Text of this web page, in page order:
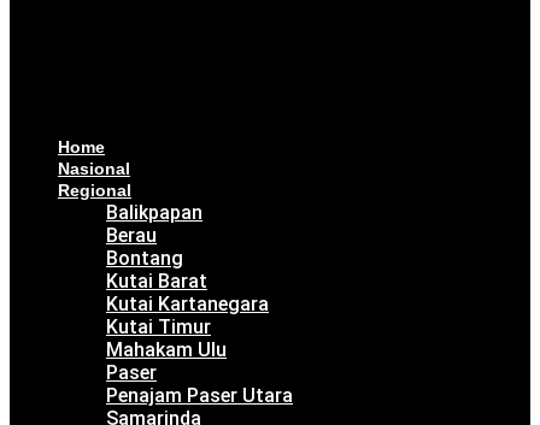
Home
Nasional
Regional
Balikpapan
Berau
Bontang
Kutai Barat
Kutai Kartanegara
Kutai Timur
Mahakam Ulu
Paser
Penajam Paser Utara
Samarinda